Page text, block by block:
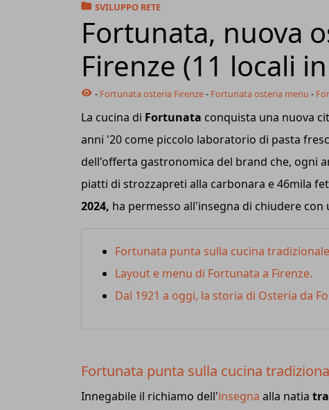
SVILUPPO RETE
Fortunata, nuova
Firenze (11 locali
- Fortunata osteria Firenze- Fortunata osteria menu -
La cucina di Fortunata conquista una nuova
anni '20 come piccolo laboratorio di pasta
dell'offerta gastronomica del brand che, ogni
piatti di strozzapreti alla carbonara e 46mila
2024, ha permesso all'insegna di chiudere con
Fortunata punta sulla cucina
Layout e menu di Fortunata a Firenze.
Dal 1921 a oggi, la storia di Osteria da
Fortunata punta sulla cucina
Innegabile il richiamo dell'insegna alla natia